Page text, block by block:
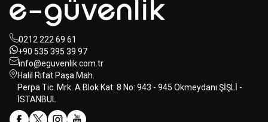
0212 222 69 61
+90 535 395 39 97
info@eguvenlik.com.tr
Halil Rıfat Paşa Mah.
Perpa Tic. Mrk. A Blok Kat: 8 No: 943 - 945 Okmeydanı ŞİŞLİ -
İSTANBUL